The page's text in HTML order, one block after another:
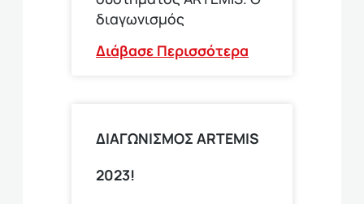
διαγωνισμός
Διάβασε Περισσότερα
ΔΙΑΓΩΝΙΣΜΟΣ ARTEMIS
2023!